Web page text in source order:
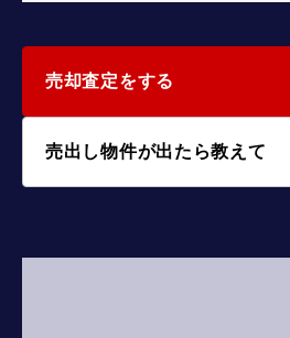
売却査定をする
売出し物件が出たら教えて